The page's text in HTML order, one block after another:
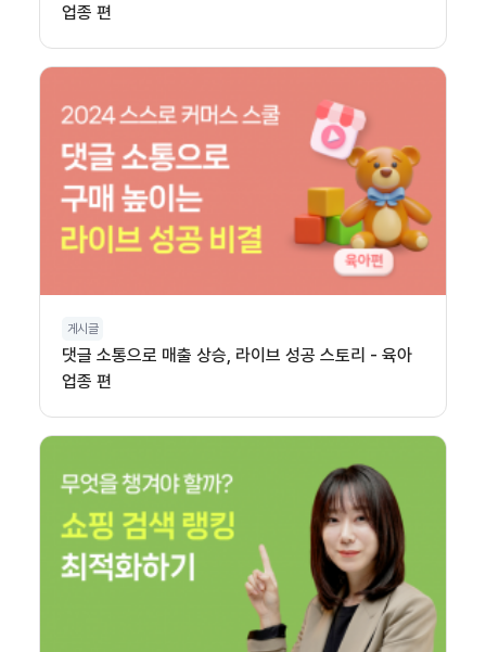
업종 편
게시글
댓글 소통으로 매출 상승, 라이브 성공 스토리 - 육아
업종 편